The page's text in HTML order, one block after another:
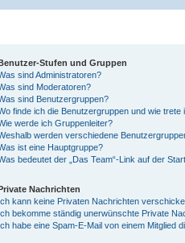
Stufen und Gruppen
sind Administratoren?
sind Moderatoren?
sind Benutzergruppen?
finde ich die Benutzergruppen und wie trete
werde ich Gruppenleiter?
werden verschiedene
ist eine Hauptgruppe?
bedeutet der „Das Team“-Link auf der
Nachrichten
kann keine Privaten Nachrichten
bekomme ständig unerwünschte Private
habe eine Spam-E-Mail von einem Mitglied